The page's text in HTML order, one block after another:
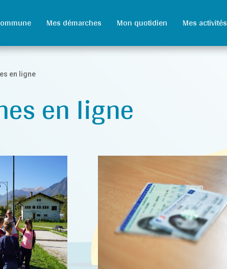
Mes démarches Mon quotidien Mes activités
en ligne
en ligne